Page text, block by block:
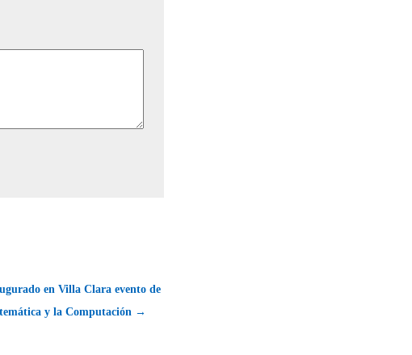
en Villa Clara evento de
y la Computación →